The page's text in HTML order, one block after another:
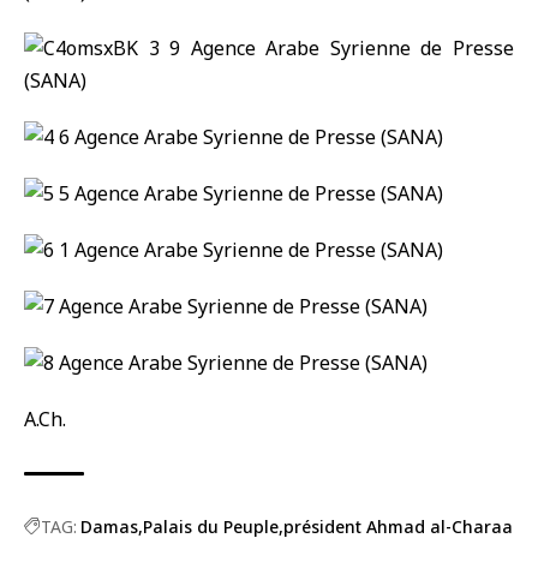
A.Ch.
TAG: Damas Palais du Peuple président Ahmad al-Charaa